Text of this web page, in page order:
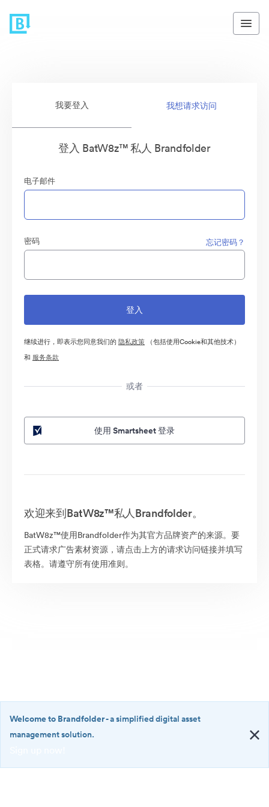
我要登入 我想请求访问
登入 BatW8z™ 私人 Brandfolder
电子邮件
密码 忘记密码？
继续进行，即表示您同意我们的 隐私政策 （包括使用Cookie和其他技术）
和 服务条款
或者
使用 Smartsheet 登录
欢迎来到BatW8z™私人Brandfolder。
BatW8z™使用Brandfolder作为其官方品牌资产的来源。要
正式请求广告素材资源，请点击上方的请求访问链接并填写
表格。请遵守所有使用准则。
·
Welcome to Brandfolder- a simplified digital asset
management solution.